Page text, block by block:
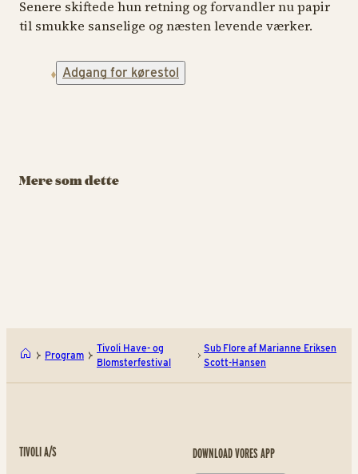
Senere skiftede hun retning og forvandler nu papir
til smukke sanselige og næsten levende værker.
Adgang for kørestol
Mere som dette
Have af Charlotte
Søeborg
Program
Tivoli Have- og
Blomsterfestival
Sub Flore af Marianne Eriksen
Scott-Hansen
TIVOLI A/S DOWNLOAD VORES APP